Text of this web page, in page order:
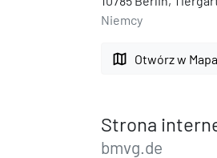
Niemcy
map Otwórz w
Strona
bmvg.de